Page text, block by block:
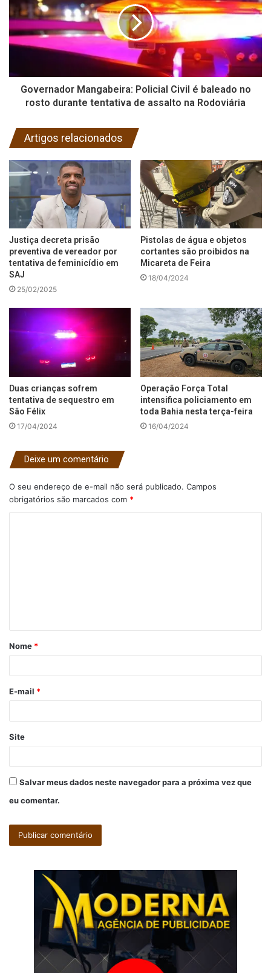
Governador Mangabeira: Policial Civil é baleado no
rosto durante tentativa de assalto na Rodoviária
Artigos relacionados
Justiça decreta prisão
preventiva de vereador por
tentativa de feminicídio em
SAJ
25/02/2025
Pistolas de água e objetos
cortantes são proibidos na
Micareta de Feira
18/04/2024
Duas crianças sofrem
tentativa de sequestro em
São Félix
17/04/2024
Operação Força Total
intensifica policiamento em
toda Bahia nesta terça-feira
16/04/2024
Deixe um comentário
O seu endereço de e-mail não será publicado. Campos
obrigatórios são marcados com *
á
r
*
Nome *
E-mail *
Site
Salvar meus dados neste navegador para a próxima vez que
eu comentar.